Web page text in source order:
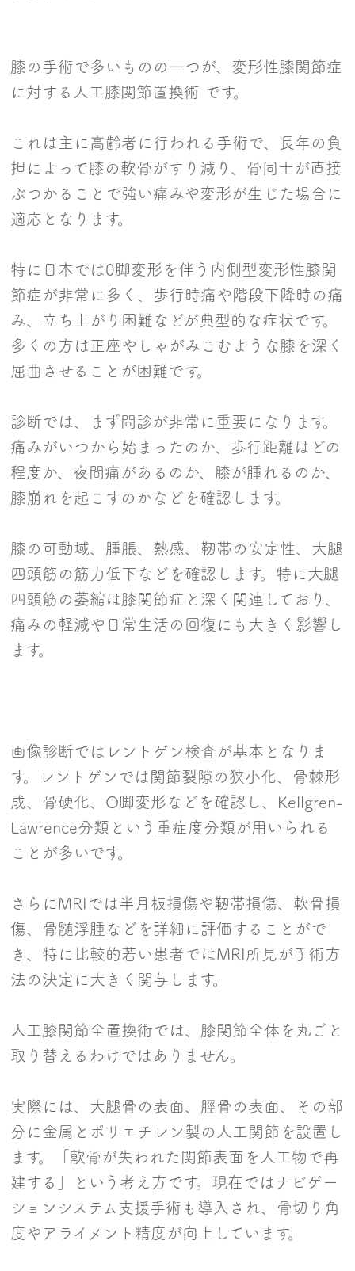
膝の手術で多いものの一つが、変形性膝関節症
に対する人工膝関節置換術 です。
これは主に高齢者に行われる手術で、長年の負
担によって膝の軟骨がすり減り、骨同士が直接
ぶつかることで強い痛みや変形が生じた場合に
適応となります。
特に日本では0脚変形を伴う内側型変形性膝関
節症が非常に多く、歩行時痛や階段下降時の痛
み、立ち上がり困難などが典型的な症状です。
多くの方は正座やしゃがみこむような膝を深く
屈曲させることが困難です。
診断では、まず問診が非常に重要になります。
痛みがいつから始まったのか、歩行距離はどの
程度か、夜間痛があるのか、膝が腫れるのか、
膝崩れを起こすのかなどを確認します。
膝の可動域、腫脹、熱感、靭帯の安定性、大腿
四頭筋の筋力低下などを確認します。特に大腿
四頭筋の萎縮は膝関節症と深く関連しており、
痛みの軽減や日常生活の回復にも大きく影響し
ます。
画像診断ではレントゲン検査が基本となりま
す。レントゲンでは関節裂隙の狭小化、骨棘形
成、骨硬化、O脚変形などを確認し、Kellgren-
Lawrence分類という重症度分類が用いられる
ことが多いです。
さらにMRIでは半月板損傷や靭帯損傷、軟骨損
傷、骨髄浮腫などを詳細に評価することがで
き、特に比較的若い患者ではMRI所見が手術方
法の決定に大きく関与します。
人工膝関節全置換術では、膝関節全体を丸ごと
取り替えるわけではありません。
実際には、大腿骨の表面、脛骨の表面、その部
分に金属とポリエチレン製の人工関節を設置し
ます。「軟骨が失われた関節表面を人工物で再
建する」という考え方です。現在ではナビゲー
ションシステム支援手術も導入され、骨切り角
度やアライメント精度が向上しています。